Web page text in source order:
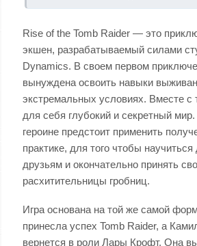
Rise of the Tomb Raider — это
экшен, разрабатываемый силами
Dynamics. В своем первом
вынуждена освоить навыки
экстремальных условиях. Вместе с
для себя глубокий и секретный
героине предстоит применить
практике, для того чтобы
друзьям и окончательно принять
расхитительницы гробниц.
Игра основана на той же самой
принесла успех Tomb Raider, а
вернется в роли Лары Крофт. Она